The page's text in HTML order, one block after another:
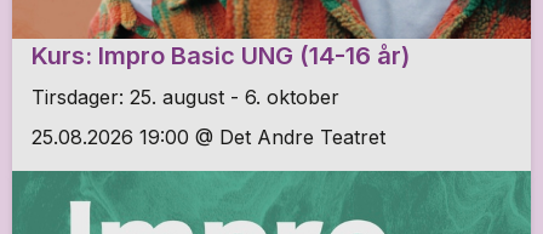
Kurs: Impro Basic UNG (14-16 år)
Tirsdager: 25. august - 6. oktober
25.08.2026 19:00 @ Det Andre Teatret